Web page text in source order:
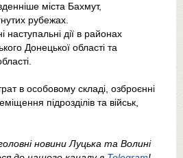
міста Бахмут,
рубежах.
наступальні дії в районах
Донецької області та
в особовому складі, озброєнні
підрозділів та військ,
новини Луцька та Волині